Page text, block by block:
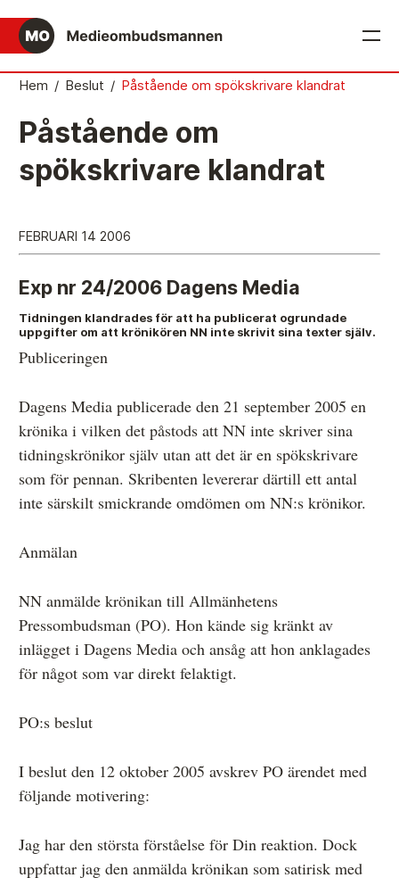
English
Det medieetiska systemet
Så här jobbar Medieombudsmannen
Publicitetsreglerna – grunden i det medieetiska
systemet
Caspar Opitz är MO
Vill du ansluta till det medieetiska systemet?
Medieetikens historia
Anmälan och beslut
De senaste besluten
Fyll i din anmälan
Regler för medier i processen hos MO
Här är medierna som MO kan pröva
Årsberättelser
Hem / Beslut / Påstående om spökskrivare klandrat
Påstående om
spökskrivare klandrat
FEBRUARI 14 2006
Exp nr 24/2006 Dagens Media
Tidningen klandrades för att ha publicerat ogrundade
uppgifter om att krönikören NN inte skrivit sina texter själv.
Publiceringen
Dagens Media publicerade den 21 september 2005 en
krönika i vilken det påstods att NN inte skriver sina
tidningskrönikor själv utan att det är en spökskrivare
som för pennan. Skribenten levererar därtill ett antal
inte särskilt smickrande omdömen om NN:s krönikor.
Anmälan
NN anmälde krönikan till Allmänhetens
Pressombudsman (PO). Hon kände sig kränkt av
inlägget i Dagens Media och ansåg att hon anklagades
för något som var direkt felaktigt.
PO:s beslut
I beslut den 12 oktober 2005 avskrev PO ärendet med
följande motivering:
Jag har den största förståelse för Din reaktion. Dock
uppfattar jag den anmälda krönikan som satirisk med